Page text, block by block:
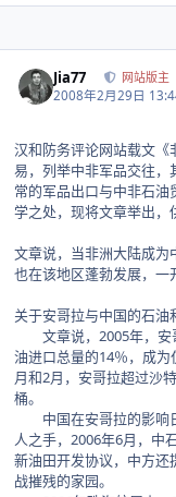
Jia77 网站版主
2008年2月29日
汉和防务评论网站载文《
易，列举中非军品交往，
常的军品出口与中非石
学之处，现将文章举出，
文章说，当非洲大陆成为
也在该地区蓬勃发展，一
关于安哥拉与中国的石油
文章说，2005年，安
油进口总量的14％，成
月和2月，安哥拉超过沙
桶。
中国在安哥拉的影响
人之手，2006年6月，中
新油田开发协议，中方还
战摧残的家园。